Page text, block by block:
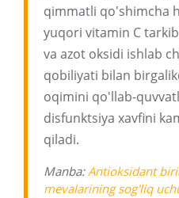
qimmatli qo'shimcha
yuqori vitamin C
va azot oksidi ishlab
qobiliyati bilan
oqimini qo'llab-
disfunktsiya xavfini
qiladi.
Manba:Antioksidant
mevalarining sog'liq